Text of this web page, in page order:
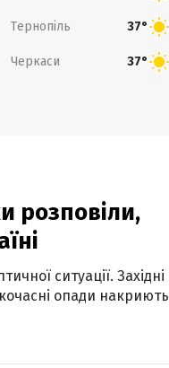
Тернопіль 37°
Черкаси 37°
розповіли,
ситуації. Західні
опади накриють